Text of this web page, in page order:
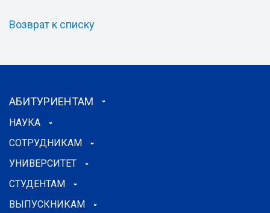
Возврат к списку
АБИТУРИЕНТАМ
НАУКА
СОТРУДНИКАМ
УНИВЕРСИТЕТ
СТУДЕНТАМ
ВЫПУСКНИКАМ